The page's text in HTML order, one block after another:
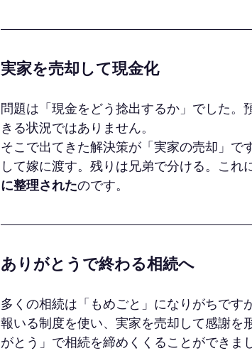
実家を売却して現金化
問題は「現金をどう捻出するか」でした
きる状況ではありません。
そこで出てきた解決策が「実家の売却」で
して嫁に渡す。残りは兄弟で分ける。これ
に整理されたのです。
ありがとうで終わる相続へ
多くの相続は「もめごと」になりがちで
報いる制度を使い、実家を売却して感謝を
がとう」で相続を締めくくることができま